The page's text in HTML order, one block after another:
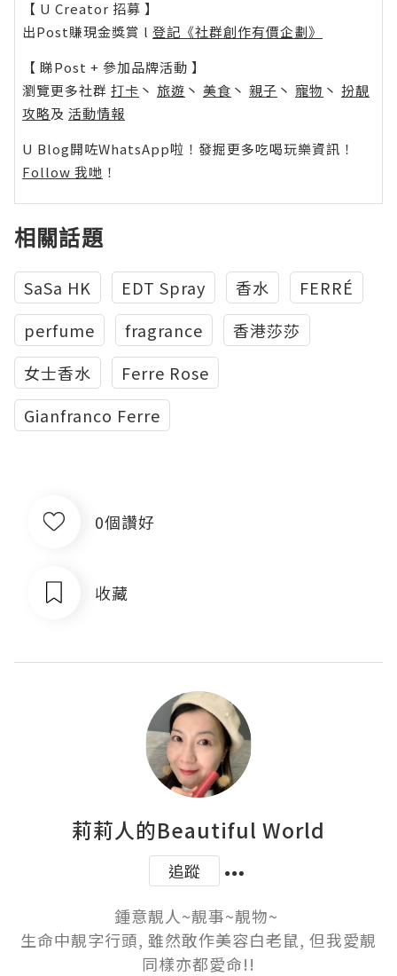
【 U Creator 招募 】
出Post賺現金獎賞 l 登記《社群創作有價企劃》
【 睇Post + 參加品牌活動 】
瀏覽更多社群 打卡 丶 旅遊 丶 美食 丶 親子 丶 寵物 丶 扮靚
攻略及 活動情報
U Blog開咗WhatsApp啦！發掘更多吃喝玩樂資訊！
Follow 我哋 ！
相關話題
SaSa HK EDT Spray 香水
FERRÉ
perfume
fragrance
香港莎莎
女士香水
Ferre Rose
Gianfranco Ferre
0個讚好
收藏
莉莉人的Beautiful World
追蹤
鍾意靚人~靚事~靚物~
生命中靚字行頭, 雖然敢作美容白老鼠, 但我愛靚
同樣亦都愛命!!